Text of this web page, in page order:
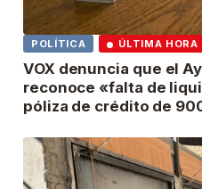
POLÍTICA ÚLTIMA HORA
VOX denuncia que el
reconoce «falta de
póliza de crédito de